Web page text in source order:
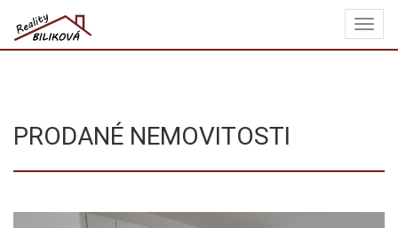
REALITY
PRODANÉ NEMOVITOSTI